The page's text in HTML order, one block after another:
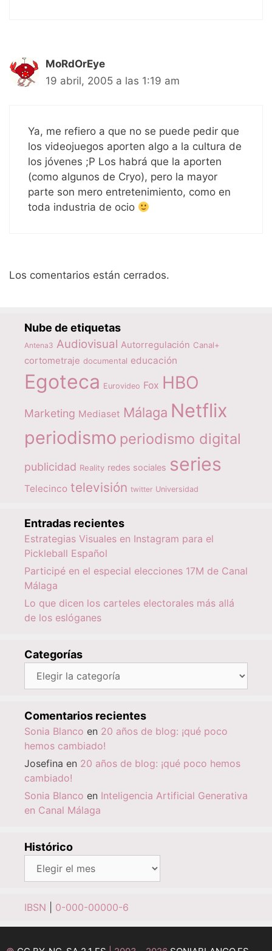
MoRdOrEye
19 abril, 2005 a las 1:19 am
Ya, me refiero a que no se puede pedir que
los videojuegos aporten algo a la cultura de
los jóvenes ;P Los habrá que la aporten
(como algunos de Cryo), pero la mayor
parte son mero entretenimiento, como en
toda industria de ocio
Los comentarios están cerrados.
Nube de etiquetas
Antena3 Audiovisual Autorregulación Canal+
cortometraje documental educación
Egoteca Eurovideo Fox HBO
Marketing Mediaset Málaga Netflix
periodismo periodismo digital
publicidad Reality redes sociales series
Telecinco televisión twitter Universidad
Entradas recientes
Estrategias Visuales en Instagram para el
Pickleball Español
Participé en el especial elecciones 17M de Canal
Málaga
Lo que dicen los carteles electorales más allá
de los eslóganes
Categorías
Categorías
Comentarios recientes
Sonia Blanco en 20 años de blog: ¡qué poco
hemos cambiado!
Josefina en 20 años de blog: ¡qué poco hemos
cambiado!
Sonia Blanco en Inteligencia Artificial Generativa
en Canal Málaga
Histórico
Histórico
IBSN 0-000-00000-6